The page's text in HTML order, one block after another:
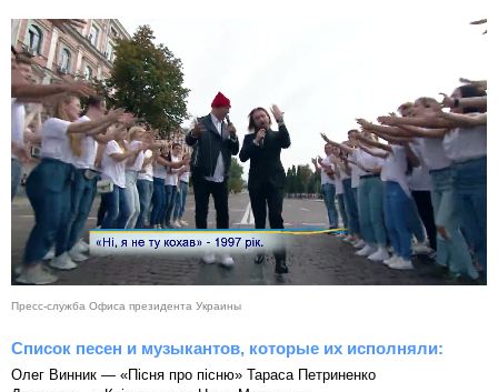
Пресс-служба Офиса президента Украины
Список песен и музыкантов, которые их исполняли:
Олег Винник — «Пісня про пісню» Тараса Петриненко